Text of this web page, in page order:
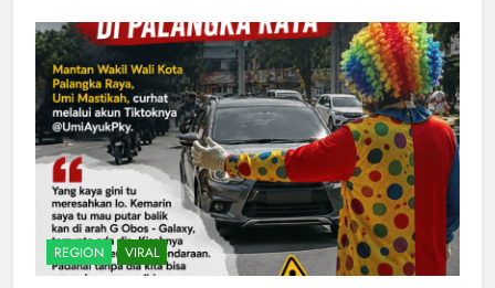
REGION VIRAL